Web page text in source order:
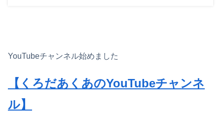
YouTubeチャンネル始めました
【くろだあくあのYouTubeチャンネ
ル】